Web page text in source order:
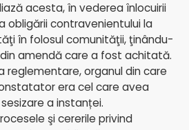
acesta, în vederea înlocuirii
obligării contravenientului la
în folosul comunităţii, ţinându-
amendă care a fost achitată.
reglementare, organul din care
era cel care avea
a instanței.
şi cererile privind